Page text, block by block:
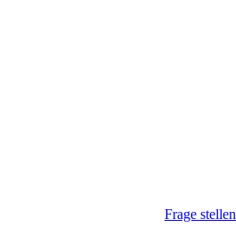
Frage stellen